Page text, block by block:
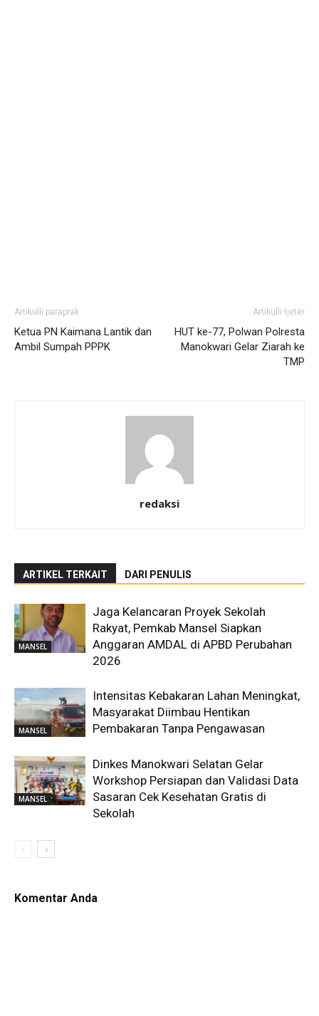
Artikulli paraprak
Ketua PN Kaimana Lantik dan
Ambil Sumpah PPPK
Artikulli tjetër
HUT ke-77, Polwan Polresta
Manokwari Gelar Ziarah ke
TMP
redaksi
ARTIKEL TERKAIT DARI PENULIS
MANSEL
Jaga Kelancaran Proyek Sekolah
Rakyat, Pemkab Mansel Siapkan
Anggaran AMDAL di APBD Perubahan
2026
MANSEL
Intensitas Kebakaran Lahan Meningkat,
Masyarakat Diimbau Hentikan
Pembakaran Tanpa Pengawasan
MANSEL
Dinkes Manokwari Selatan Gelar
Workshop Persiapan dan Validasi Data
Sasaran Cek Kesehatan Gratis di
Sekolah
Komentar Anda